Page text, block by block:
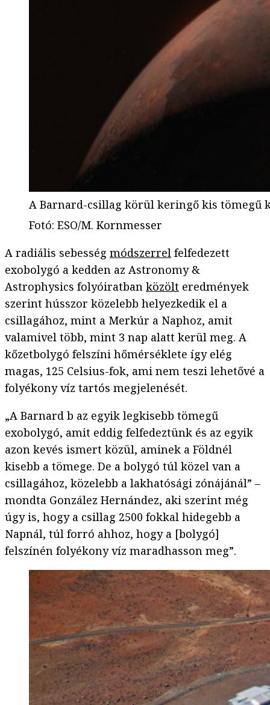
A Barnard-csillag körül keringő kis tömegű
Fotó: ESO/M. Kornmesser
A radiális sebesség módszerrel felfedezett
exobolygó a kedden az Astronomy &
Astrophysics folyóiratban közölt eredmények
szerint hússzor közelebb helyezkedik el a
csillagához, mint a Merkúr a Naphoz, amit
valamivel több, mint 3 nap alatt kerül meg. A
kőzetbolygó felszíni hőmérséklete így elég
magas, 125 Celsius-fok, ami nem teszi lehetővé a
folyékony víz tartós megjelenését.
„A Barnard b az egyik legkisebb tömegű
exobolygó, amit eddig felfedeztünk és az egyik
azon kevés ismert közül, aminek a Földnél
kisebb a tömege. De a bolygó túl közel van a
csillagához, közelebb a lakhatósági zónájánál” –
mondta González Hernández, aki szerint még
úgy is, hogy a csillag 2500 fokkal hidegebb a
Napnál, túl forró ahhoz, hogy a [bolygó]
felszínén folyékony víz maradhasson meg”.